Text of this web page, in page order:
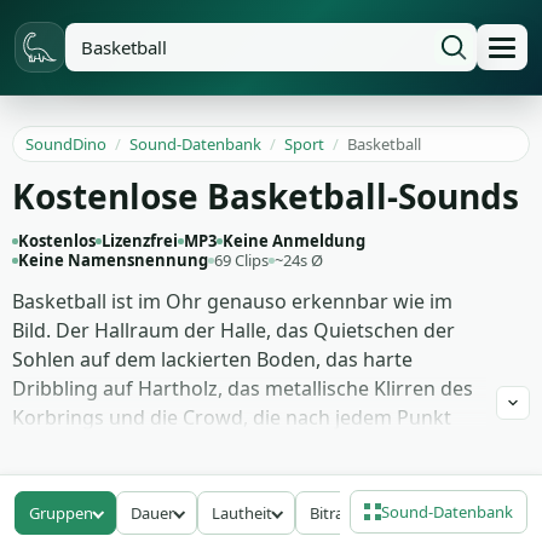
SoundDino / Sound-Datenbank / Sport / Basketball
Kostenlose Basketball-Sounds
Kostenlos Lizenzfrei MP3 Keine Anmeldung
Keine Namensnennung 69 Clips ~24s Ø
Basketball ist im Ohr genauso erkennbar wie im
Bild. Der Hallraum der Halle, das Quietschen der
Sohlen auf dem lackierten Boden, das harte
Dribbling auf Hartholz, das metallische Klirren des
Korbrings und die Crowd, die nach jedem Punkt
zusammenkommen, glaubt jeder, einen ganzen
Spielabend zu hören, auch wenn das Bild nur einen
einzelnen Spieler zeigt.
Gruppen Dauer Lautheit Bitrate Sound-Datenbank